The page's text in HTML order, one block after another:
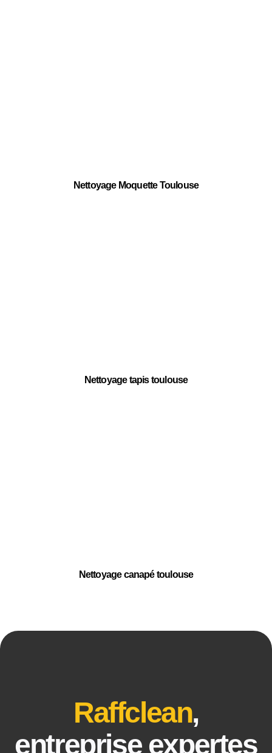
Nettoyage Moquette Toulouse
Nettoyage tapis toulouse
Nettoyage canapé toulouse
Raffclean,
entreprise expertes